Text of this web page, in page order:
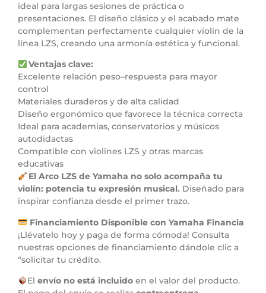
ideal para largas sesiones de práctica o
presentaciones. El diseño clásico y el acabado mate
complementan perfectamente cualquier violín de la
línea LZS, creando una armonía estética y funcional.
Ventajas clave:
Excelente relación peso–respuesta para mayor
control
Materiales duraderos y de alta calidad
Diseño ergonómico que favorece la técnica correcta
Ideal para academias, conservatorios y músicos
autodidactas
Compatible con violines LZS y otras marcas
educativas
El Arco LZS de Yamaha no solo acompaña tu
violín: potencia tu expresión musical. Diseñado para
inspirar confianza desde el primer trazo.
Financiamiento Disponible con Yamaha Financia
¡Llévatelo hoy y paga de forma cómoda! Consulta
nuestras opciones de financiamiento dándole clic a
“solicitar tu crédito.
El envío no está incluidoen el valor del producto.